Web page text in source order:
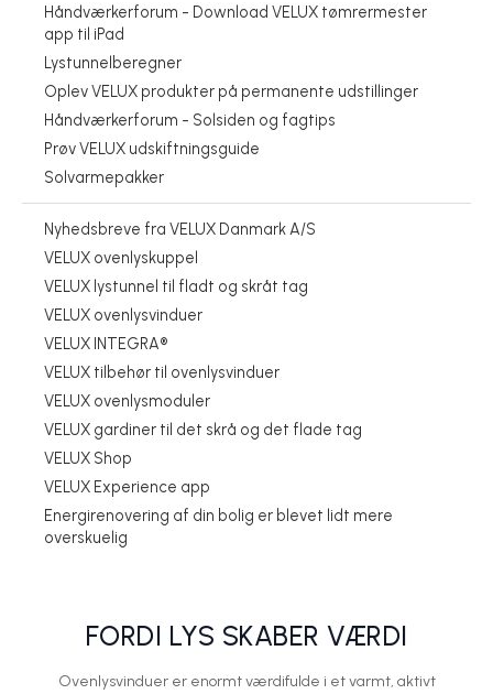
Håndværkerforum - Download VELUX tømrermester
app til iPad
Lystunnelberegner
Oplev VELUX produkter på permanente udstillinger
Håndværkerforum - Solsiden og fagtips
Prøv VELUX udskiftningsguide
Solvarmepakker
Nyhedsbreve fra VELUX Danmark A/S
VELUX ovenlyskuppel
VELUX lystunnel til fladt og skråt tag
VELUX ovenlysvinduer
VELUX INTEGRA®
VELUX tilbehør til ovenlysvinduer
VELUX ovenlysmoduler
VELUX gardiner til det skrå og det flade tag
VELUX Shop
VELUX Experience app
Energirenovering af din bolig er blevet lidt mere
overskuelig
Dug på ruder udvendigt...
VELUX Danmark A/S
Elegant ovenlys i huset med fladt tag
VELUX Danmark A/S
Sæt energioptimering på listen over nytårsfortsætter
VELUX Danmark A/S
Langebjergskolen foran på indeklimafronten
VELUX Danmark A/S
Fordi lys skaber liv
VELUX Danmark A/S
FORDI LYS SKABER VÆRDI
Ovenlysvinduer er enormt værdifulde i et varmt, aktivt